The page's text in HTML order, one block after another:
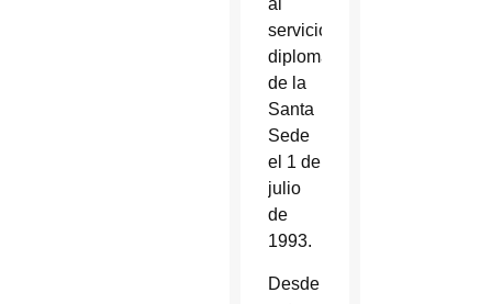
al
servicio
diplomático
de la
Santa
Sede
el 1 de
julio
de
1993.
Desde